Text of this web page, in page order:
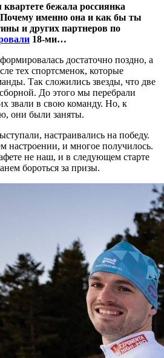
бежала россиянка
именно она и как бы ты
и других партнеров по
18-ми…
достаточно поздно, а
тех спортсменок, которые
Так сложились звезды, что две
До этого мы перебрали
звали в свою команду. Но, к
они были заняты.
настраивались на победу.
настроении, и многое получилось.
не наш, и в следующем старте
бороться за призы.